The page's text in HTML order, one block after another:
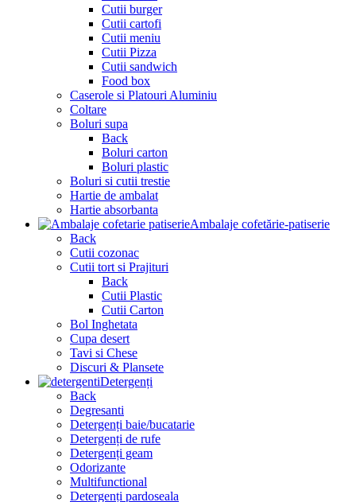
Cutii burger
Cutii cartofi
Cutii meniu
Cutii Pizza
Cutii sandwich
Food box
Caserole si Platouri Aluminiu
Coltare
Boluri supa
Back
Boluri carton
Boluri plastic
Boluri si cutii trestie
Hartie de ambalat
Hartie absorbanta
Ambalaje cofetărie-patiserie
Back
Cutii cozonac
Cutii tort si Prajituri
Back
Cutii Plastic
Cutii Carton
Bol Inghetata
Cupa desert
Tavi si Chese
Discuri & Plansete
Detergenți
Back
Degresanti
Detergenți baie/bucatarie
Detergenți de rufe
Detergenți geam
Odorizante
Multifunctional
Detergenți pardoseala